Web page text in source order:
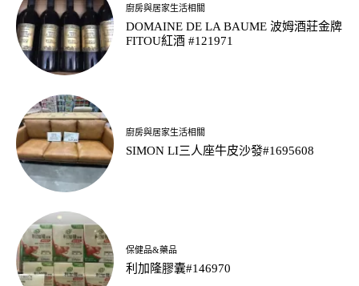
廚房與居家生活相關
DOMAINE DE LA BAUME 波姆酒莊金牌
FITOU紅酒 #121971
廚房與居家生活相關
SIMON LI三人座牛皮沙發#1695608
保健品&藥品
利加隆膠囊#146970